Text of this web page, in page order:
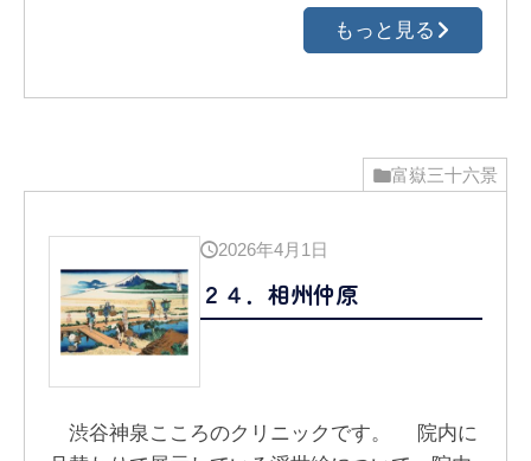
もっと見る
富嶽三十六景
2026年4月1日
２４．相州仲原
渋谷神泉こころのクリニックです。 院内に